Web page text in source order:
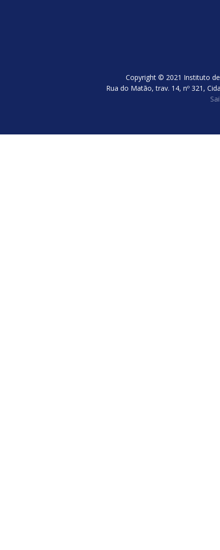
Copyright © 2021 Instituto
Rua do Matão, trav. 14, nº 321,